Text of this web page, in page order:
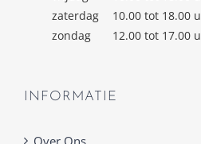
zaterdag
10.00 tot 18.00 u
zondag
12.00 tot 17.00 u
INFORMATIE